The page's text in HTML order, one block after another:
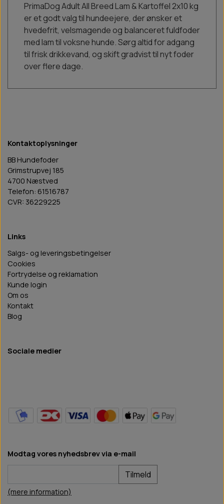
PrimaDog Adult All Breed Lam & Kartoffel 2x10 kg
er et godt valg til hundeejere, der ønsker et
hvedefrit, velsmagende og balanceret fuldfoder
med lam til voksne hunde. Sørg altid for adgang
til frisk drikkevand, og skift gradvist til nyt foder
over flere dage.
Kontaktoplysninger
BB Hundefoder
Grimstrupvej 185
4700 Næstved
Telefon: 61516787
CVR: 36229225
Links
Salgs- og leveringsbetingelser
Cookies
Fortrydelse og reklamation
Kunde login
Om os
Kontakt
Blog
Sociale medier
Modtag vores nyhedsbrev via e-mail
Tilmeld
(mere information)